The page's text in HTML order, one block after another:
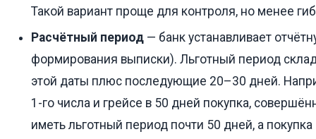
Такой вариант проще для контроля, но менее
Расчётный период — банк устанавливает
формирования выписки). Льготный период
этой даты плюс последующие 20–30 дней.
1-го числа и грейсе в 50 дней покупка,
иметь льготный период почти 50 дней, а